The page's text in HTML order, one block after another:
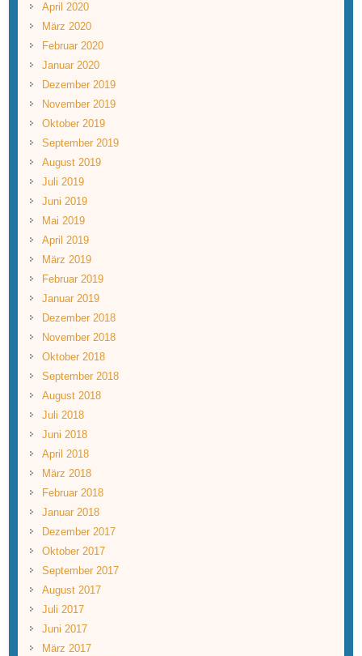
April 2020
März 2020
Februar 2020
Januar 2020
Dezember 2019
November 2019
Oktober 2019
September 2019
August 2019
Juli 2019
Juni 2019
Mai 2019
April 2019
März 2019
Februar 2019
Januar 2019
Dezember 2018
November 2018
Oktober 2018
September 2018
August 2018
Juli 2018
Juni 2018
April 2018
März 2018
Februar 2018
Januar 2018
Dezember 2017
Oktober 2017
September 2017
August 2017
Juli 2017
Juni 2017
März 2017